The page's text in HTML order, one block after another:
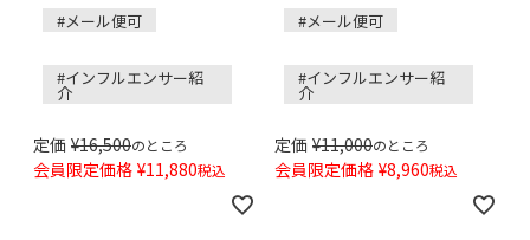
#メール便可
#インフルエンサー紹
介
定価 ¥16,500のところ
会員限定価格 ¥11,880税込
#メール便可
#インフルエンサー紹
介
定価 ¥11,000のところ
会員限定価格 ¥8,960税込